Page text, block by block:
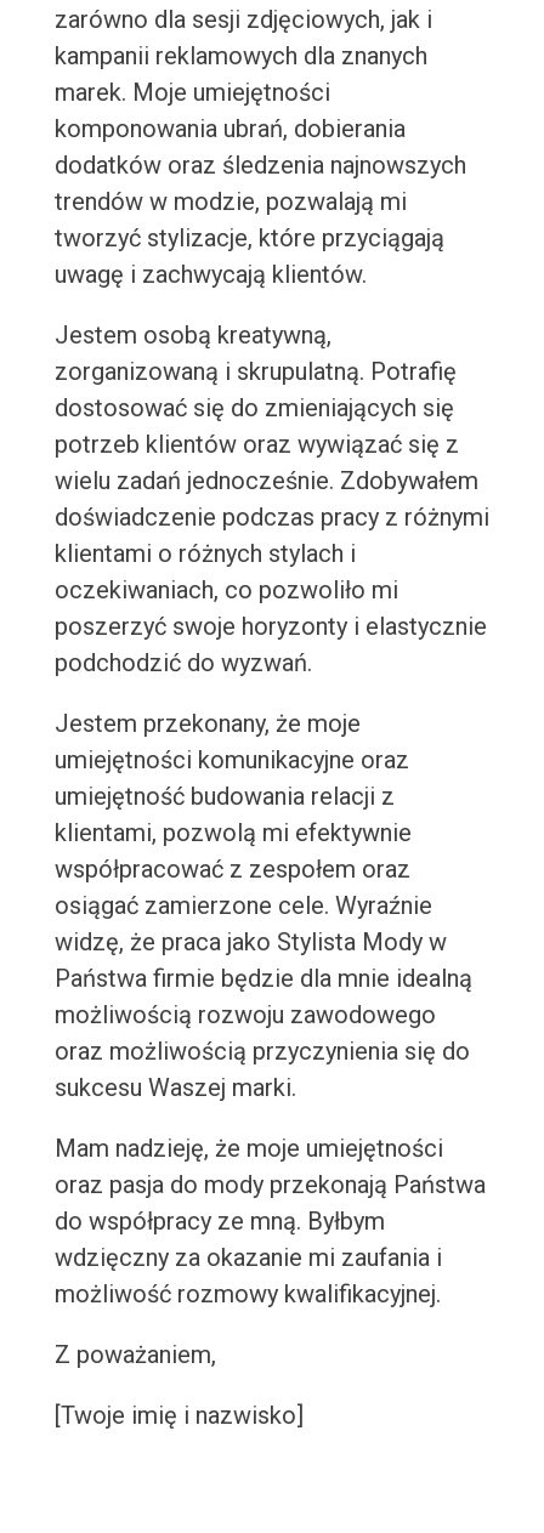
zarówno dla sesji zdjęciowych, jak i
kampanii reklamowych dla znanych
marek. Moje umiejętności
komponowania ubrań, dobierania
dodatków oraz śledzenia najnowszych
trendów w modzie, pozwalają mi
tworzyć stylizacje, które przyciągają
uwagę i zachwycają klientów.
Jestem osobą kreatywną,
zorganizowaną i skrupulatną. Potrafię
dostosować się do zmieniających się
potrzeb klientów oraz wywiązać się z
wielu zadań jednocześnie. Zdobywałem
doświadczenie podczas pracy z różnymi
klientami o różnych stylach i
oczekiwaniach, co pozwoliło mi
poszerzyć swoje horyzonty i elastycznie
podchodzić do wyzwań.
Jestem przekonany, że moje
umiejętności komunikacyjne oraz
umiejętność budowania relacji z
klientami, pozwolą mi efektywnie
współpracować z zespołem oraz
osiągać zamierzone cele. Wyraźnie
widzę, że praca jako Stylista Mody w
Państwa firmie będzie dla mnie idealną
możliwością rozwoju zawodowego
oraz możliwością przyczynienia się do
sukcesu Waszej marki.
Mam nadzieję, że moje umiejętności
oraz pasja do mody przekonają Państwa
do współpracy ze mną. Byłbym
wdzięczny za okazanie mi zaufania i
możliwość rozmowy kwalifikacyjnej.
Z poważaniem,
[Twoje imię i nazwisko]